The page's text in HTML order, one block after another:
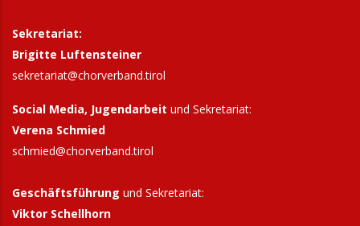
Sekretariat:
Brigitte Luftensteiner
sekretariat@chorverband.tirol
Social Media, Jugendarbeit und Sekretariat:
Verena Schmied
schmied@chorverband.tirol
Geschäftsführung und Sekretariat:
Viktor Schellhorn